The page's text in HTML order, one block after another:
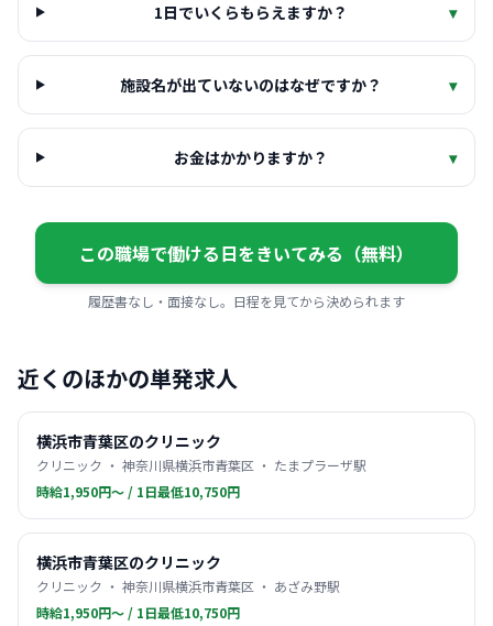
1日でいくらもらえますか？ ▾
施設名が出ていないのはなぜですか？ ▾
お金はかかりますか？ ▾
この職場で働ける日をきいてみる（無料）
履歴書なし・面接なし。日程を見てから決められます
近くのほかの単発求人
横浜市青葉区のクリニック
クリニック ・ 神奈川県横浜市青葉区 ・ たまプラーザ駅
時給1,950円〜 / 1日最低10,750円
横浜市青葉区のクリニック
クリニック ・ 神奈川県横浜市青葉区 ・ あざみ野駅
時給1,950円〜 / 1日最低10,750円